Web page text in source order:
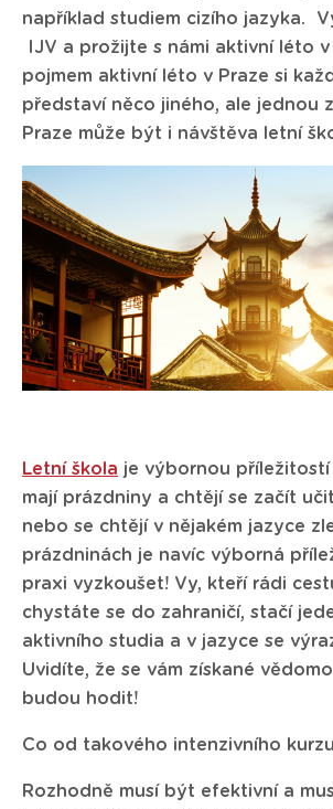
například studiem cizího jazyka.
IJV a prožijte s námi aktivní léto v
pojmem aktivní léto v Praze si
představí něco jiného, ale jednou
Praze může být i návštěva letní
Letní škola je výbornou
mají prázdniny a chtějí se začít
nebo se chtějí v nějakém jazyce
prázdninách je navíc výborná
praxi vyzkoušet! Vy, kteří rádi
chystáte se do zahraničí, stačí
aktivního studia a v jazyce se
Uvidíte, že se vám získané
budou hodit!
Co od takového intenzivního
Rozhodně musí být efektivní a